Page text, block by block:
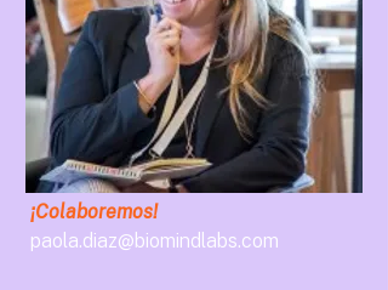
¡Colaboremos!
paola.diaz@biomindlabs.com